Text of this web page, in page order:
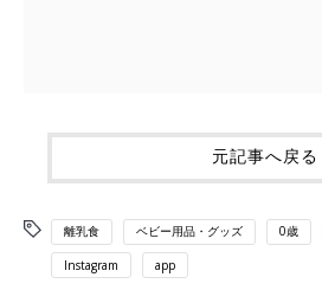
元記事へ戻る
離乳食 ベビー用品・グッズ 0歳
Instagram app